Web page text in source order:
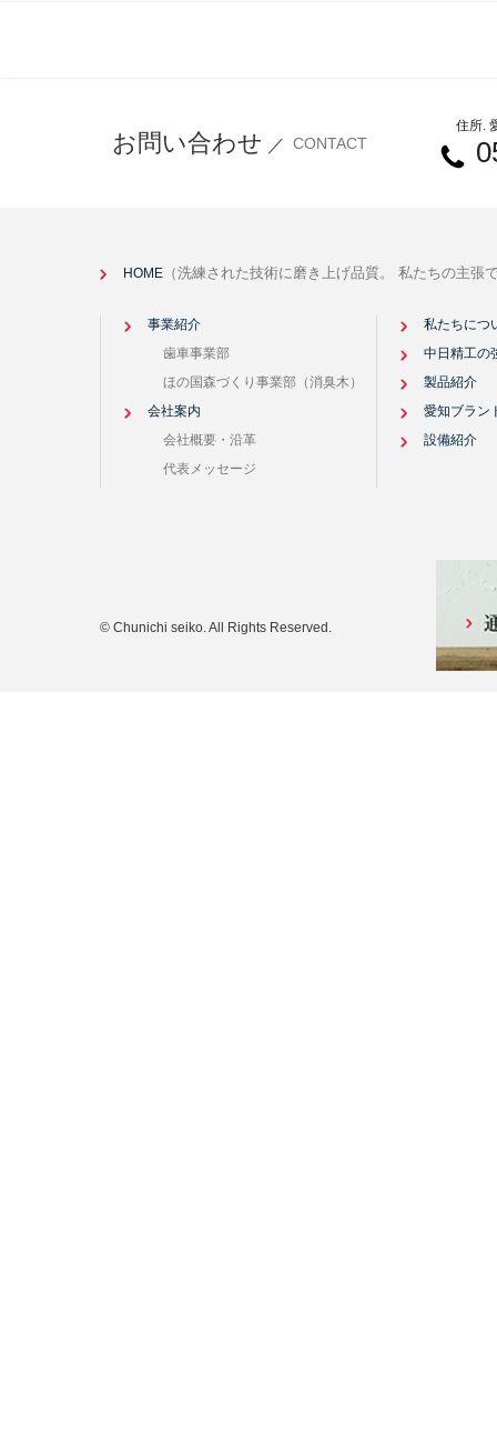
お問い合わせ ／ CONTACT
住所.
HOME （洗練された技術に磨き上げ品質。 私たちの主張
事業紹介
歯車事業部
ほの国森づくり事業部（消臭木）
会社案内
会社概要・沿革
代表メッセージ
私たちにつ
中日精工の
製品紹介
愛知ブラン
設備紹介
© Chunichi seiko. All Rights Reserved.